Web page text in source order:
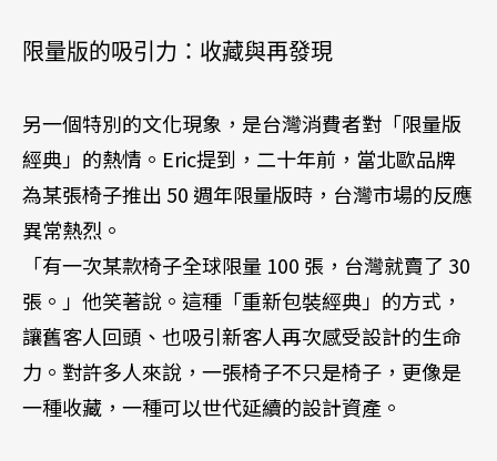
限量版的吸引力：收藏與再發現
另一個特別的文化現象，是台灣消費者對「限量版
經典」的熱情。Eric提到，二十年前，當北歐品牌
為某張椅子推出 50 週年限量版時，台灣市場的反應
異常熱烈。
「有一次某款椅子全球限量 100 張，台灣就賣了 30
張。」他笑著說。這種「重新包裝經典」的方式，
讓舊客人回頭、也吸引新客人再次感受設計的生命
力。對許多人來說，一張椅子不只是椅子，更像是
一種收藏，一種可以世代延續的設計資產。